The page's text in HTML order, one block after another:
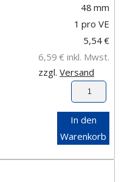
48 mm
1 pro VE
5,54€
6,59 € inkl. Mwst.
zzgl. Versand
In den
Warenkorb